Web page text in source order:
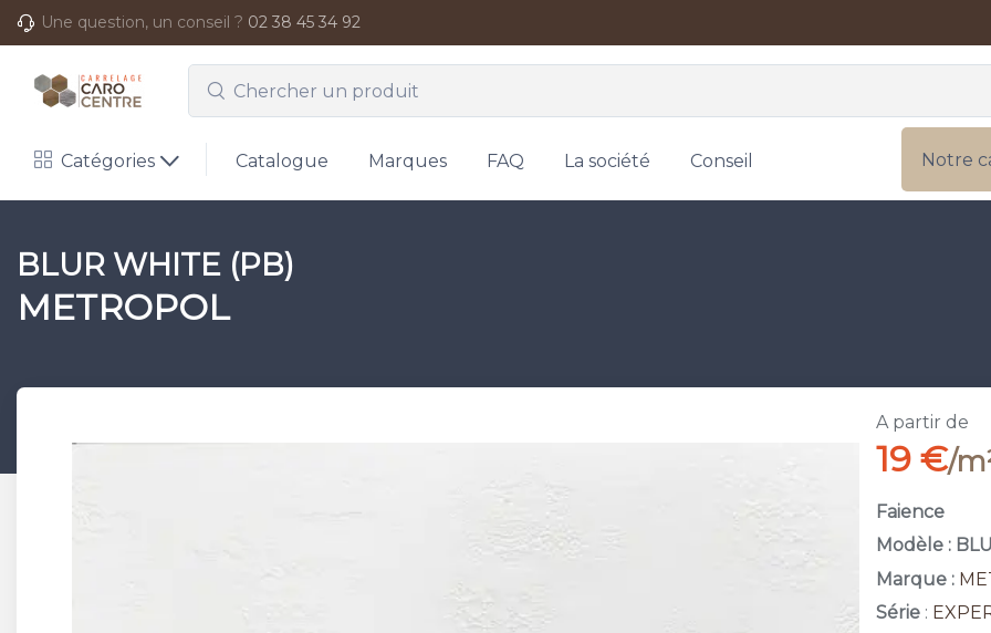
Une question, un conseil ? 02 38 45 34 92
Catégories Catalogue Marques FAQ La société Conseil Notre
BLUR WHITE (PB)
METROPOL
A partir de
19 €/
Faience
Modèle :
Marque :
Série :